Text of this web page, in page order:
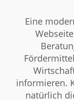
Eine
informieren.
natürlich